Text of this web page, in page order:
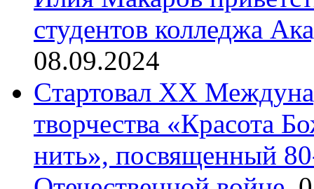
студентов колледжа
08.09.2024
Cтартовал XX
творчества «Красота
нить», посвященный